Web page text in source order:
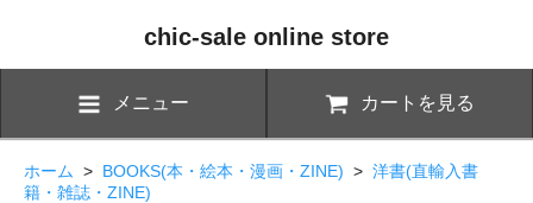
chic-sale online store
メニュー カートを見る
ホーム > BOOKS(本・絵本・漫画・ZINE) > 洋書(直輸入書
籍・雑誌・ZINE)